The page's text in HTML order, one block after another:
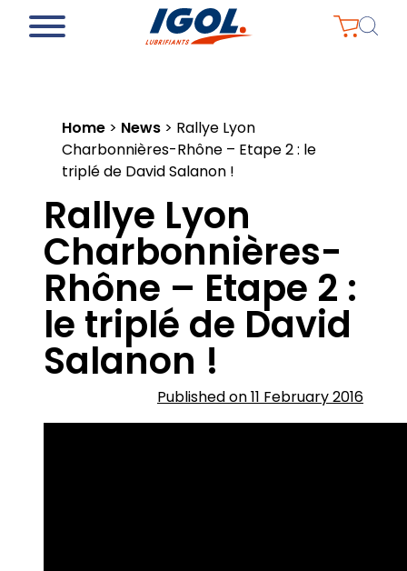
Home > News > Rallye Lyon
Charbonnières-Rhône – Etape 2 : le
triplé de David Salanon !
Rallye Lyon
Charbonnières-
Rhône – Etape 2 :
le triplé de David
Salanon !
Published on 11 February 2016